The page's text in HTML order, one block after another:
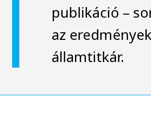
publikáció –
az
államtitkár.